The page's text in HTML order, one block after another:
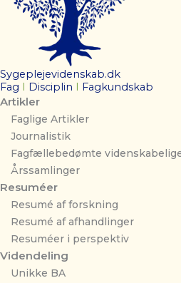
Sygeplejevidenskab.dk
Fag
Disciplin Fagkundskab
Artikler
Faglige Artikler
Journalistik
Fagfællebedømte
Årssamlinger
Resuméer
Resumé af forskning
Resumé af afhandlinger
Resuméer i perspektiv
Videndeling
Unikke BA